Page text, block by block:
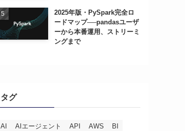
2025年版・PySpark完全ロ
ードマップ──pandasユーザ
ーから本番運用、ストリーミ
ングまで
タグ
AI AIエージェント API AWS
BI